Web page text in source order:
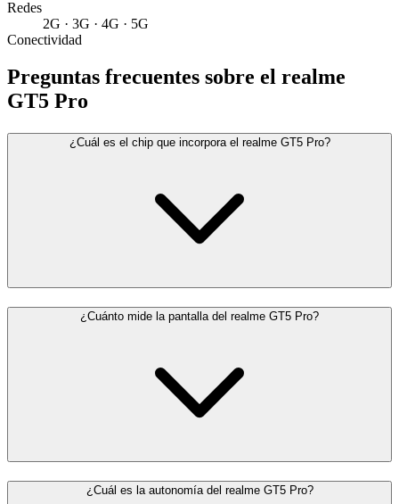
Redes
2G · 3G · 4G · 5G
Conectividad
Preguntas frecuentes sobre el realme
GT5 Pro
¿Cuál es el chip que incorpora el realme GT5 Pro?
¿Cuánto mide la pantalla del realme GT5 Pro?
¿Cuál es la autonomía del realme GT5 Pro?